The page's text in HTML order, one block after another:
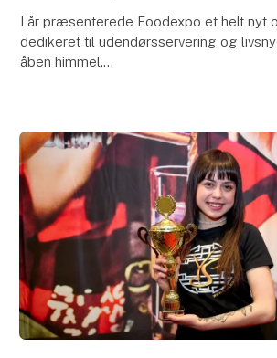
I år præsenterede Foodexpo et helt nyt
dedikeret til udendørsservering og
åben himmel.